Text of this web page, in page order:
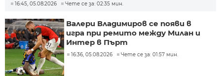
16:45, 05.08.2026 Чете се за: 02:35 мин.
Валери Владимиров се появи в
игра при ремито между Милан и
Интер в Пърт
16:36, 05.08.2026 Чете се за: 01:57 мин.